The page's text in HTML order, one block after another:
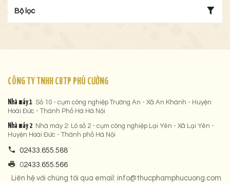
Bộ lọc
CÔNG TY TNHH CBTP PHÚ CƯỜNG
Nhà máy 1 Số 10 - cụm công nghiệp Trường An - Xã An Khánh - Huyện
Hoài Đức - Thành Phố Hà Hà Nội
Nhà máy 2 Nhà máy 2: Lô số 2 - cụm công nghiệp Lại Yên - Xã Lại Yên -
Huyện Hoài Đức - Thành phố Hà Nội
02433.655.588
02433.655.566
Liên hệ với chúng tôi qua email: info@thucphamphucuong.com